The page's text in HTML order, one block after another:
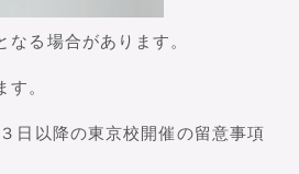
る場合があります。
す。
日以降の東京校開催の留意事項